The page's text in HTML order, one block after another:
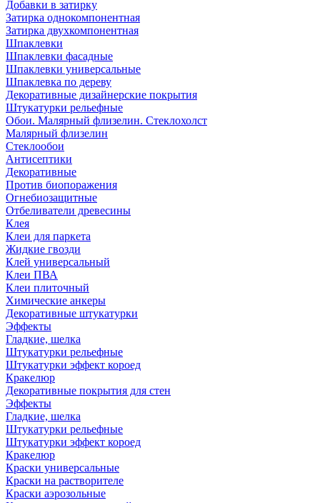
Добавки в затирку
Затирка однокомпонентная
Затирка двухкомпонентная
Шпаклевки
Шпаклевки фасадные
Шпаклевки универсальные
Шпаклевка по дереву
Декоративные дизайнерские покрытия
Штукатурки рельефные
Обои. Малярный флизелин. Стеклохолст
Малярный флизелин
Стеклообои
Антисептики
Декоративные
Против биопоражения
Огнебиозащитные
Отбеливатели древесины
Клея
Клеи для паркета
Жидкие гвозди
Клей универсальный
Клеи ПВА
Клеи плиточный
Химические анкеры
Декоративные штукатурки
Эффекты
Гладкие, шелка
Штукатурки рельефные
Штукатурки эффект короед
Кракелюр
Декоративные покрытия для стен
Эффекты
Гладкие, шелка
Штукатурки рельефные
Штукатурки эффект короед
Кракелюр
Краски универсальные
Краски на растворителе
Краски аэрозольные